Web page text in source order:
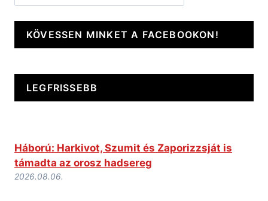
KÖVESSEN MINKET A FACEBOOKON!
LEGFRISSEBB
Háború: Harkivot, Szumit és Zaporizzsját is
támadta az orosz hadsereg
2026.08.06.